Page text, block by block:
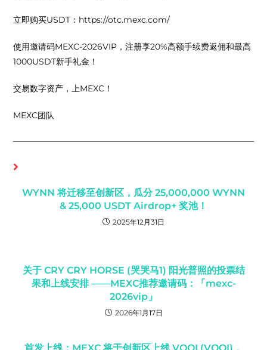
立即购买USDT：https://otc.mexc.com/
使用邀请码MEXC-2026VIP，注册享20%高额手续费返佣和最高
1000USDT新手礼金！
交易数字资产，上MEXC！
MEXC团队
WYNN 将迁移至创新区，瓜分 25,000,000 WYNN
& 25,000 USDT Airdrop+ 奖池！
2025年12月31日
关于 CRY CRY HORSE (哭哭马1) 阳光普照的投票结
果和上线安排 ——MEXC推荐邀请码：「mexc-
2026vip」
2026年1月17日